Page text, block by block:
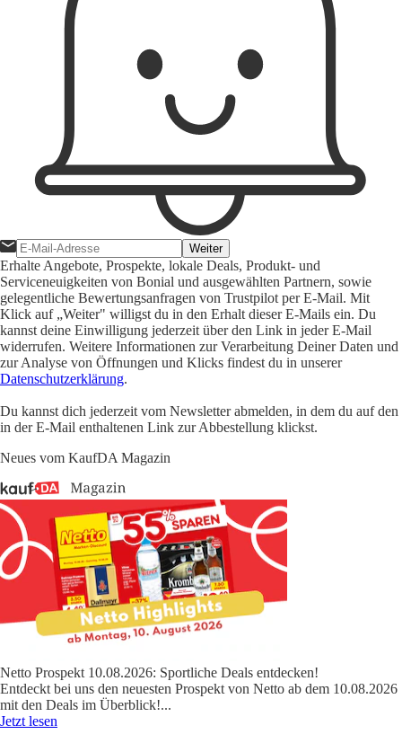
Weiter
Erhalte Angebote, Prospekte, lokale Deals, Produkt- und
Serviceneuigkeiten von Bonial und ausgewählten Partnern, sowie
gelegentliche Bewertungsanfragen von Trustpilot per E-Mail. Mit
Klick auf „Weiter" willigst du in den Erhalt dieser E-Mails ein. Du
kannst deine Einwilligung jederzeit über den Link in jeder E-Mail
widerrufen. Weitere Informationen zur Verarbeitung Deiner Daten und
zur Analyse von Öffnungen und Klicks findest du in unserer
Datenschutzerklärung.
Du kannst dich jederzeit vom Newsletter abmelden, in dem du auf den
in der E-Mail enthaltenen Link zur Abbestellung klickst.
Neues vom KaufDA Magazin
Netto Prospekt 10.08.2026: Sportliche Deals entdecken!
Entdeckt bei uns den neuesten Prospekt von Netto ab dem 10.08.2026
mit den Deals im Überblick!...
Jetzt lesen